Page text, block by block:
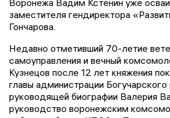
заместителя гендиректора
Гончарова.
Недавно отметивший 70-летие
самоуправления и вечный
Кузнецов после 12 лет княжения
главы администрации
руководящей биографии Валерия
руководство воронежским